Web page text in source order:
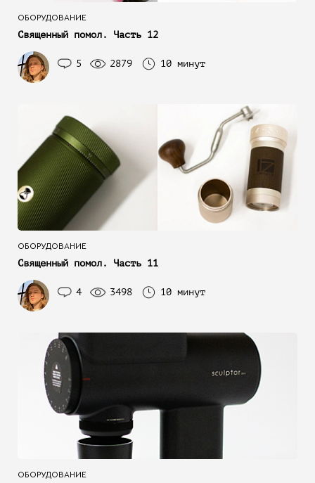
ОБОРУДОВАНИЕ
Священный помол. Часть 12
5 2879 10 минут
ОБОРУДОВАНИЕ
Священный помол. Часть 11
4 3498 10 минут
ОБОРУДОВАНИЕ